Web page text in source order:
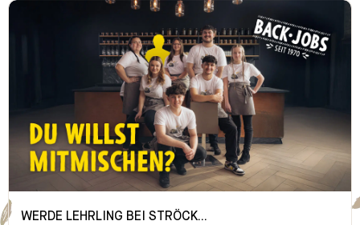
WERDE LEHRLING BEI STRÖCK...
WERDE LEHRLING BEI STRÖCK...